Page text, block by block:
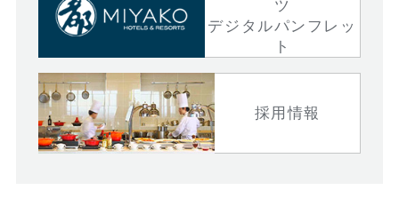
ツ
デジタルパンフレッ
ト
採用情報